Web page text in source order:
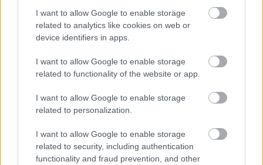
I want to allow Google to enable storage
related to analytics like cookies on web or
device identifiers in apps.
I want to allow Google to enable storage
related to functionality of the website or app.
I want to allow Google to enable storage
related to personalization.
I want to allow Google to enable storage
related to security, including authentication
functionality and fraud prevention, and other
Ξηροί καρποί: Τι συμβαίνει στο σώμα όταν τρώτε